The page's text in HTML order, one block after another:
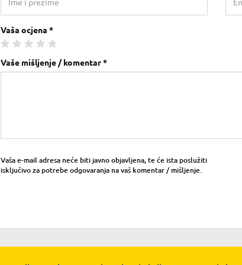
Vaša ocjena *
Vaše mišljenje / komentar *
Vaša e-mail adresa neće biti javno objavljena, te će ista poslužiti
isključivo za potrebe odgovaranja na vaš komentar / mišljenje.